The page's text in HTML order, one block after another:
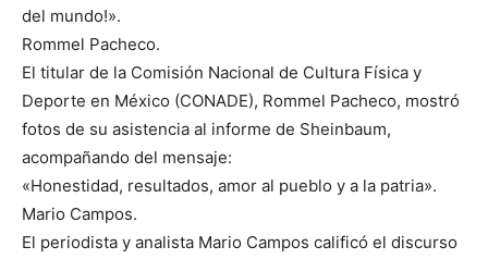
del mundo!».
Rommel Pacheco.
El titular de la Comisión Nacional de Cultura Física y
Deporte en México (CONADE), Rommel Pacheco, mostró
fotos de su asistencia al informe de Sheinbaum,
acompañando del mensaje:
«Honestidad, resultados, amor al pueblo y a la patria».
Mario Campos.
El periodista y analista Mario Campos calificó el discurso